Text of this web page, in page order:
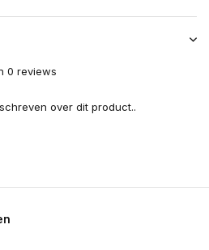
0 reviews
over dit product..